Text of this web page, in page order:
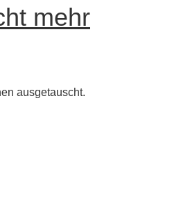
mehr
ausgetauscht.